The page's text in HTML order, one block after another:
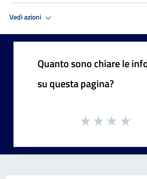
Vedi azioni
Quanto sono chiare le
su questa pagina?